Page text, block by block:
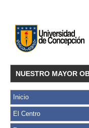
NUESTRO MAYOR
Inicio
El Centro